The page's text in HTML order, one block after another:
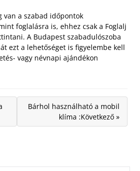
van a szabad időpontok
foglalásra is, ehhez csak a Foglalj
A Budapest szabadulószoba
ezt a lehetőséget is figyelembe kell
vagy névnapi ajándékon
Bárhol használható a mobil
klíma :Következő »